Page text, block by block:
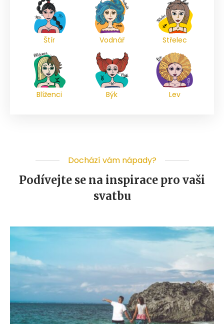
Štír Vodnář Střelec
Blíženci Býk Lev
Dochází vám nápady?
Podívejte se na inspirace pro vaši
svatbu